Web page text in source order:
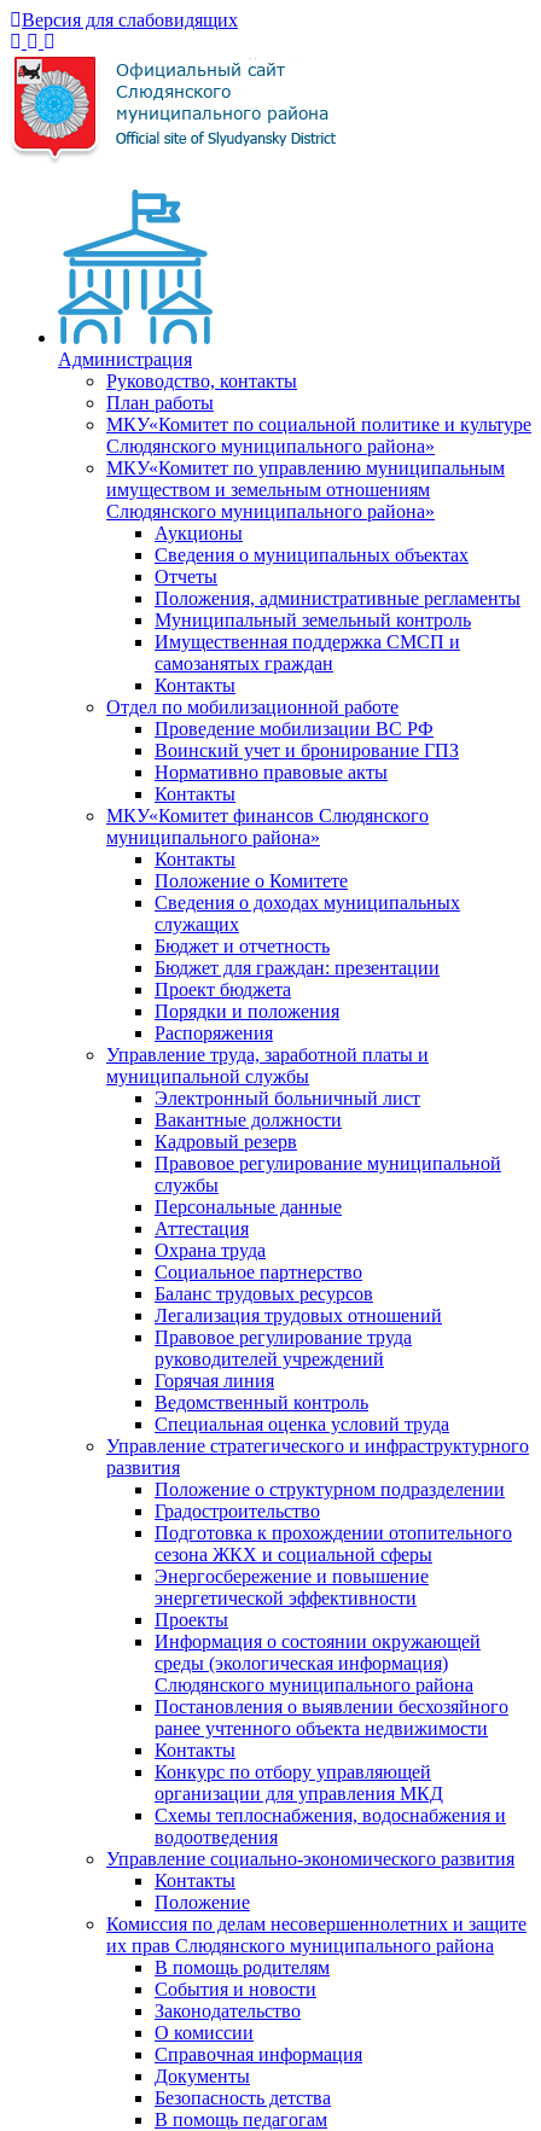
Версия для слабовидящих
Администрация
Руководство, контакты
План работы
МКУ«Комитет по социальной политике и культуре
Слюдянского муниципального района»
МКУ«Комитет по управлению муниципальным
имуществом и земельным отношениям
Слюдянского муниципального района»
Аукционы
Сведения о муниципальных объектах
Отчеты
Положения, административные регламенты
Муниципальный земельный контроль
Имущественная поддержка СМСП и
самозанятых граждан
Контакты
Отдел по мобилизационной работе
Проведение мобилизации ВС РФ
Воинский учет и бронирование ГПЗ
Нормативно правовые акты
Контакты
МКУ«Комитет финансов Слюдянского
муниципального района»
Контакты
Положение о Комитете
Сведения о доходах муниципальных
служащих
Бюджет и отчетность
Бюджет для граждан: презентации
Проект бюджета
Порядки и положения
Распоряжения
Управление труда, заработной платы и
муниципальной службы
Электронный больничный лист
Вакантные должности
Кадровый резерв
Правовое регулирование муниципальной
службы
Персональные данные
Аттестация
Охрана труда
Социальное партнерство
Баланс трудовых ресурсов
Легализация трудовых отношений
Правовое регулирование труда
руководителей учреждений
Горячая линия
Ведомственный контроль
Специальная оценка условий труда
Управление стратегического и инфраструктурного
развития
Положение о структурном подразделении
Градостроительство
Подготовка к прохождении отопительного
сезона ЖКХ и социальной сферы
Энергосбережение и повышение
энергетической эффективности
Проекты
Информация о состоянии окружающей
среды (экологическая информация)
Слюдянского муниципального района
Постановления о выявлении бесхозяйного
ранее учтенного объекта недвижимости
Контакты
Конкурс по отбору управляющей
организации для управления МКД
Схемы теплоснабжения, водоснабжения и
водоотведения
Управление социально-экономического развития
Контакты
Положение
Комиссия по делам несовершеннолетних и защите
их прав Слюдянского муниципального района
В помощь родителям
События и новости
Законодательство
О комиссии
Справочная информация
Документы
Безопасность детства
В помощь педагогам